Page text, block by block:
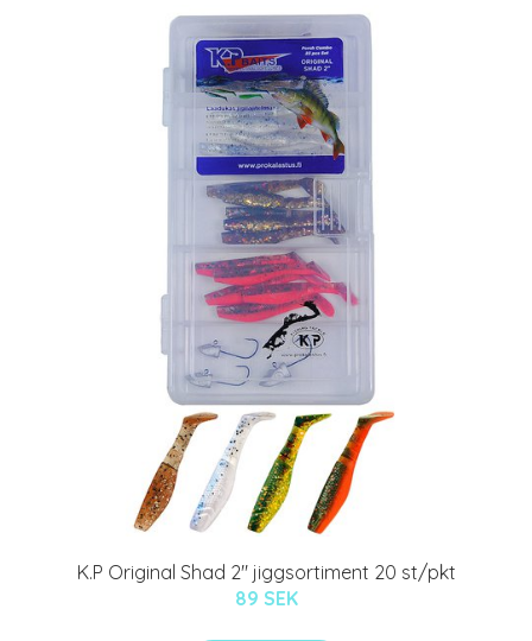
K.P Original Shad 2" jiggsortiment 20 st/pkt
89 SEK